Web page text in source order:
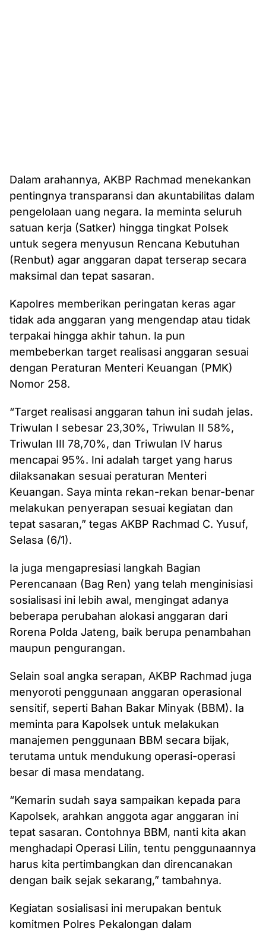
Dalam arahannya, AKBP Rachmad menekankan
pentingnya transparansi dan akuntabilitas dalam
pengelolaan uang negara. Ia meminta seluruh
satuan kerja (Satker) hingga tingkat Polsek
untuk segera menyusun Rencana Kebutuhan
(Renbut) agar anggaran dapat terserap secara
maksimal dan tepat sasaran.
Kapolres memberikan peringatan keras agar
tidak ada anggaran yang mengendap atau tidak
terpakai hingga akhir tahun. Ia pun
membeberkan target realisasi anggaran sesuai
dengan Peraturan Menteri Keuangan (PMK)
Nomor 258.
“Target realisasi anggaran tahun ini sudah jelas.
Triwulan I sebesar 23,30%, Triwulan II 58%,
Triwulan III 78,70%, dan Triwulan IV harus
mencapai 95%. Ini adalah target yang harus
dilaksanakan sesuai peraturan Menteri
Keuangan. Saya minta rekan-rekan benar-benar
melakukan penyerapan sesuai kegiatan dan
tepat sasaran,” tegas AKBP Rachmad C. Yusuf,
Selasa (6/1).
Ia juga mengapresiasi langkah Bagian
Perencanaan (Bag Ren) yang telah menginisiasi
sosialisasi ini lebih awal, mengingat adanya
beberapa perubahan alokasi anggaran dari
Rorena Polda Jateng, baik berupa penambahan
maupun pengurangan.
Selain soal angka serapan, AKBP Rachmad juga
menyoroti penggunaan anggaran operasional
sensitif, seperti Bahan Bakar Minyak (BBM). Ia
meminta para Kapolsek untuk melakukan
manajemen penggunaan BBM secara bijak,
terutama untuk mendukung operasi-operasi
besar di masa mendatang.
“Kemarin sudah saya sampaikan kepada para
Kapolsek, arahkan anggota agar anggaran ini
tepat sasaran. Contohnya BBM, nanti kita akan
menghadapi Operasi Lilin, tentu penggunaannya
harus kita pertimbangkan dan direncanakan
dengan baik sejak sekarang,” tambahnya.
Kegiatan sosialisasi ini merupakan bentuk
komitmen Polres Pekalongan dalam